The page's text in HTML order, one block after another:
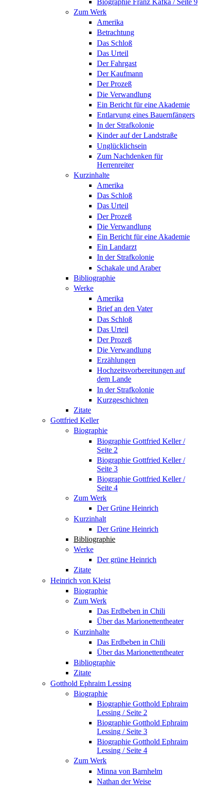
Zum Werk
Amerika
Betrachtung
Das Schloß
Das Urteil
Der Fahrgast
Der Kaufmann
Der Prozeß
Die Verwandlung
Ein Bericht für eine Akademie
Entlarvung eines Bauernfängers
In der Strafkolonie
Kinder auf der Landstraße
Unglücklichsein
Zum Nachdenken für
Herrenreiter
Kurzinhalte
Amerika
Das Schloß
Das Urteil
Der Prozeß
Die Verwandlung
Ein Bericht für eine Akademie
Ein Landarzt
In der Strafkolonie
Schakale und Araber
Bibliographie
Werke
Amerika
Brief an den Vater
Das Schloß
Das Urteil
Der Prozeß
Die Verwandlung
Erzählungen
Hochzeitsvorbereitungen auf
dem Lande
In der Strafkolonie
Kurzgeschichten
Zitate
Gottfried Keller
Biographie
Biographie Gottfried Keller /
Seite 2
Biographie Gottfried Keller /
Seite 3
Biographie Gottfried Keller /
Seite 4
Zum Werk
Der Grüne Heinrich
Kurzinhalt
Der Grüne Heinrich
Bibliographie
Werke
Der grüne Heinrich
Zitate
Heinrich von Kleist
Biographie
Zum Werk
Das Erdbeben in Chili
Über das Marionettentheater
Kurzinhalte
Das Erdbeben in Chili
Über das Marionettentheater
Bibliographie
Zitate
Gotthold Ephraim Lessing
Biographie
Biographie Gotthold Ephraim
Lessing / Seite 2
Biographie Gotthold Ephraim
Lessing / Seite 3
Biographie Gotthold Ephraim
Lessing / Seite 4
Zum Werk
Minna von Barnhelm
Nathan der Weise